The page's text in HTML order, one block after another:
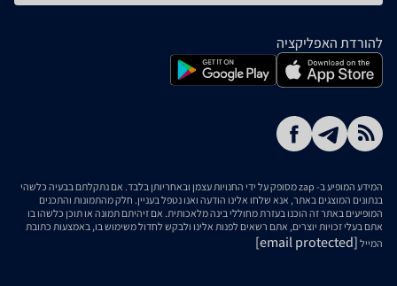
להורדת האפליקציה
המידע המופיע ב- zap מסופק על ידי החנויות עצמן ובאחריותן בלבד. אם נתקלתם בבעיה כלשהי
בנתונים המוצגים באתר, אנא שלחו אלינו הודעה ואנו נטפל בעניין. חלק מהתמונות והתכנים
המופיעים באתר זה הוכנו בעזרת מחוללי בינה מלאכותית. אם זיהיתם תמונה או תוכן כלשהו בו
אתם בעלי זכויות יוצרים, אתם רשאים לפנות אלינו ולבקש לחדול משימוש בו, באמצעות כתובת
המייל [email protected]